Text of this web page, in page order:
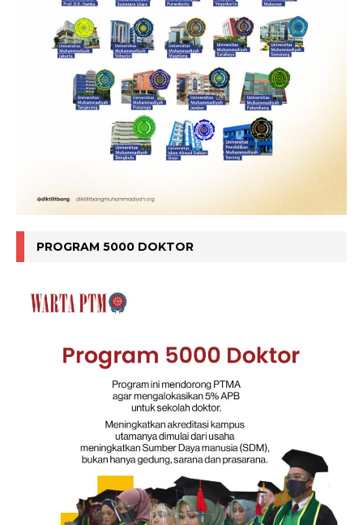
PROGRAM 5000 DOKTOR